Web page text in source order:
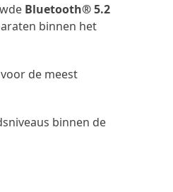
Bluetooth® 5.2
binnen het
de meest
binnen de